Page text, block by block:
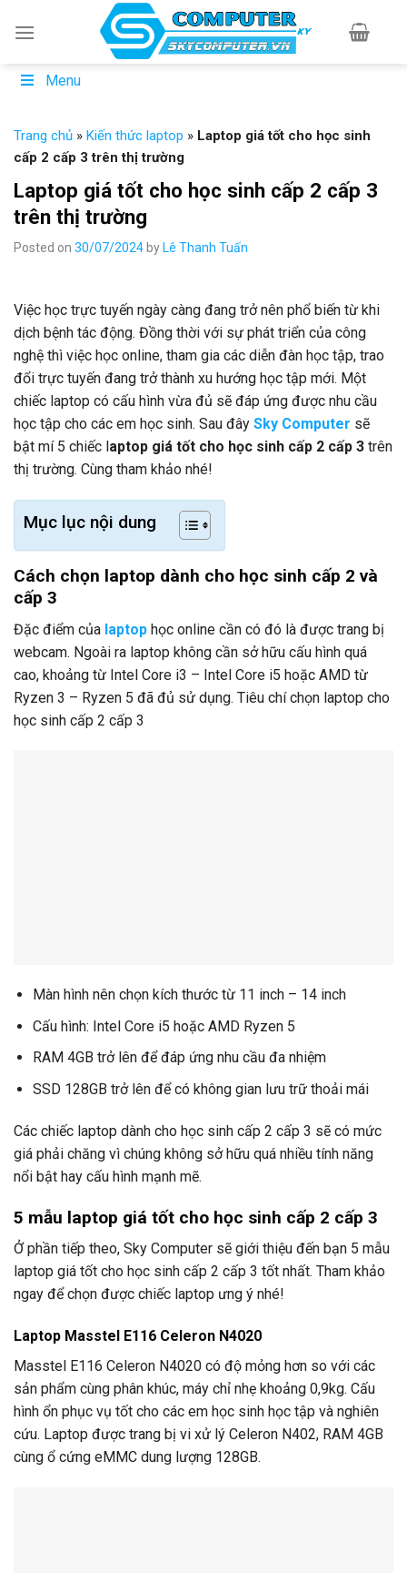
Menu
Trang chủ » Kiến thức laptop » Laptop giá tốt cho học sinh
cấp 2 cấp 3 trên thị trường
Laptop giá tốt cho học sinh cấp 2 cấp 3
trên thị trường
Posted on 30/07/2024 by Lê Thanh Tuấn
Việc học trực tuyến ngày càng đang trở nên phổ biến từ khi
dịch bệnh tác động. Đồng thời với sự phát triển của công
nghệ thì việc học online, tham gia các diễn đàn học tập, trao
đổi trực tuyến đang trở thành xu hướng học tập mới. Một
chiếc laptop có cấu hình vừa đủ sẽ đáp ứng được nhu cầu
học tập cho các em học sinh. Sau đây Sky Computer sẽ
bật mí 5 chiếc l aptop giá tốt cho học sinh cấp 2 cấp 3 trên
thị trường. Cùng tham khảo nhé!
Mục lục nội dung
Cách chọn laptop dành cho học sinh cấp 2 và
cấp 3
Đặc điểm của laptop học online cần có đó là được trang bị
webcam. Ngoài ra laptop không cần sở hữu cấu hình quá
cao, khoảng từ Intel Core i3 – Intel Core i5 hoặc AMD từ
Ryzen 3 – Ryzen 5 đã đủ sử dụng. Tiêu chí chọn laptop cho
học sinh cấp 2 cấp 3
Màn hình nên chọn kích thước từ 11 inch – 14 inch
Cấu hình: Intel Core i5 hoặc AMD Ryzen 5
RAM 4GB trở lên để đáp ứng nhu cầu đa nhiệm
SSD 128GB trở lên để có không gian lưu trữ thoải mái
Các chiếc laptop dành cho học sinh cấp 2 cấp 3 sẽ có mức
giá phải chăng vì chúng không sở hữu quá nhiều tính năng
nổi bật hay cấu hình mạnh mẽ.
5 mẫu laptop giá tốt cho học sinh cấp 2 cấp 3
Ở phần tiếp theo, Sky Computer sẽ giới thiệu đến bạn 5 mẫu
laptop giá tốt cho học sinh cấp 2 cấp 3 tốt nhất. Tham khảo
ngay để chọn được chiếc laptop ưng ý nhé!
Laptop Masstel E116 Celeron N4020
Masstel E116 Celeron N4020 có độ mỏng hơn so với các
sản phẩm cùng phân khúc, máy chỉ nhẹ khoảng 0,9kg. Cấu
hình ổn phục vụ tốt cho các em học sinh học tập và nghiên
cứu. Laptop được trang bị vi xử lý Celeron N402, RAM 4GB
cùng ổ cứng eMMC dung lượng 128GB.